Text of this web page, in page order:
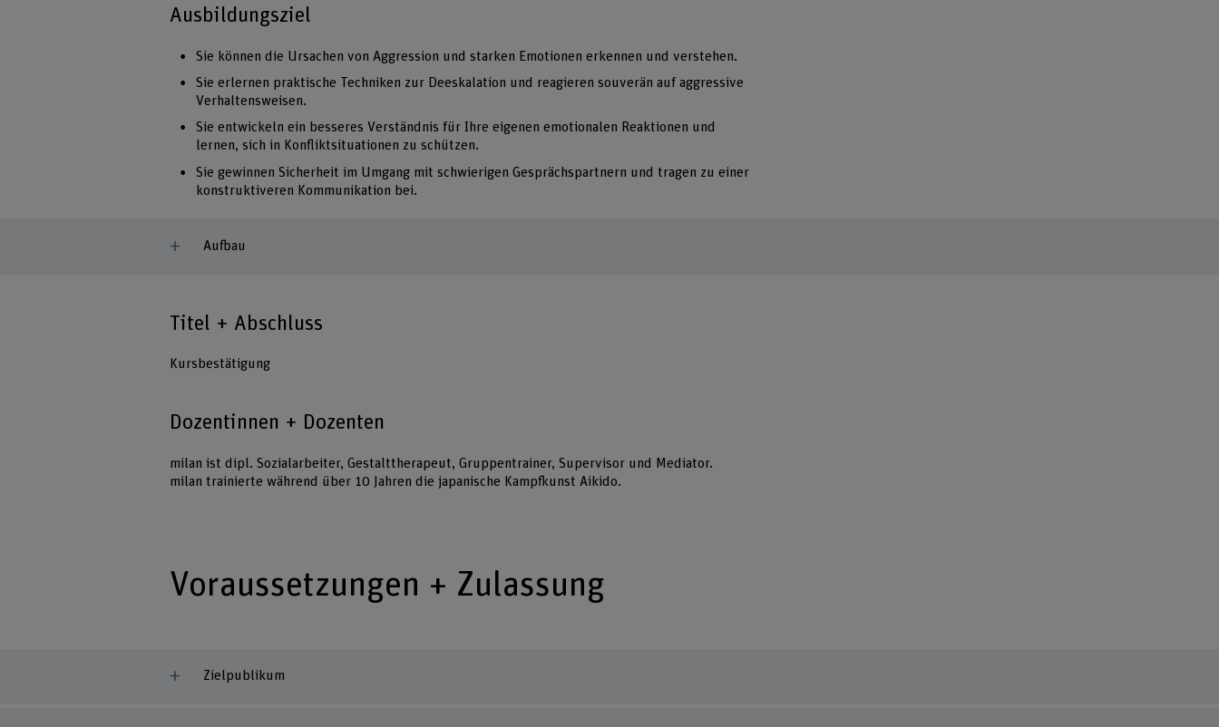
Ausbildungsziel
Sie können die Ursachen von Aggression und starken Emotionen erkennen und verstehen.
Sie erlernen praktische Techniken zur Deeskalation und reagieren souverän auf aggressive
Verhaltensweisen.
Sie entwickeln ein besseres Verständnis für Ihre eigenen emotionalen Reaktionen und
lernen, sich in Konfliktsituationen zu schützen.
Sie gewinnen Sicherheit im Umgang mit schwierigen Gesprächspartnern und tragen zu einer
konstruktiveren Kommunikation bei.
Aufbau
Titel + Abschluss
Kursbestätigung
Dozentinnen + Dozenten
milan ist dipl. Sozialarbeiter, Gestalttherapeut, Gruppentrainer, Supervisor und Mediator.
milan trainierte während über 10 Jahren die japanische Kampfkunst Aikido.
Voraussetzungen + Zulassung
Zielpublikum